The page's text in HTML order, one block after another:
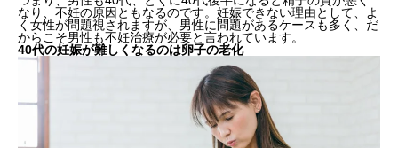
なり、不妊の原因ともなるのです。妊娠できない理由として、よ
く女性が問題視されますが、男性に問題があるケースも多く、だ
からこそ男性も不妊治療が必要と言われています。
40代の妊娠が難しくなるのは卵子の老化